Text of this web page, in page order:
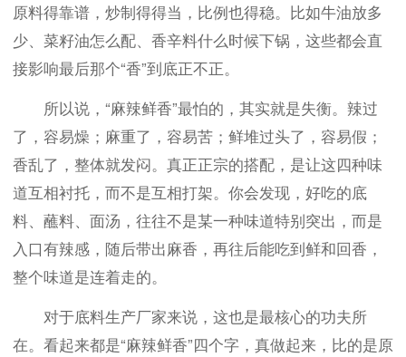
原料得靠谱，炒制得得当，比例也得稳。比如牛油放多
少、菜籽油怎么配、香辛料什么时候下锅，这些都会直
接影响最后那个“香”到底正不正。
所以说，“麻辣鲜香”最怕的，其实就是失衡。辣过
了，容易燥；麻重了，容易苦；鲜堆过头了，容易假；
香乱了，整体就发闷。真正正宗的搭配，是让这四种味
道互相衬托，而不是互相打架。你会发现，好吃的底
料、蘸料、面汤，往往不是某一种味道特别突出，而是
入口有辣感，随后带出麻香，再往后能吃到鲜和回香，
整个味道是连着走的。
对于底料生产厂家来说，这也是最核心的功夫所
在。看起来都是“麻辣鲜香”四个字，真做起来，比的是原